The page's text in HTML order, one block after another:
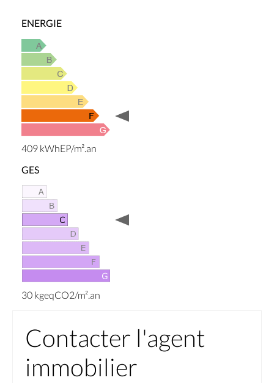
ENERGIE
409 kWhEP/m².an
GES
30 kgeqCO2/m².an
Contacter l'agent
immobilier